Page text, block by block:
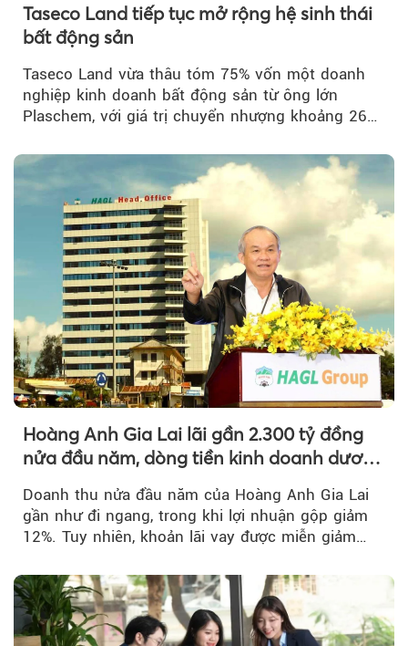
Taseco Land tiếp tục mở rộng hệ sinh thái
bất động sản
Taseco Land vừa thâu tóm 75% vốn một doanh
nghiệp kinh doanh bất động sản từ ông lớn
Plaschem, với giá trị chuyển nhượng khoảng 262
Hoàng Anh Gia Lai lãi gần 2.300 tỷ đồng
nửa đầu năm, dòng tiền kinh doanh dương
Doanh thu nửa đầu năm của Hoàng Anh Gia Lai
gần như đi ngang, trong khi lợi nhuận gộp giảm
12%. Tuy nhiên, khoản lãi vay được miễn giảm